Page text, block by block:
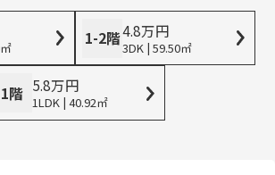
1-2階4.8万円
3DK | 59.50㎡
1階 5.8万円
1LDK | 40.92㎡